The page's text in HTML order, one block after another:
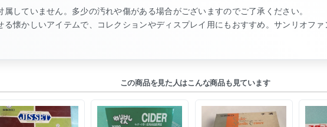
していません。多少の汚れや傷がある場合がございますのでご了承ください。
る懐かしいアイテムで、コレクションやディスプレイ用にもおすすめ。サンリオフ
この商品を見た人はこんな商品も見ています